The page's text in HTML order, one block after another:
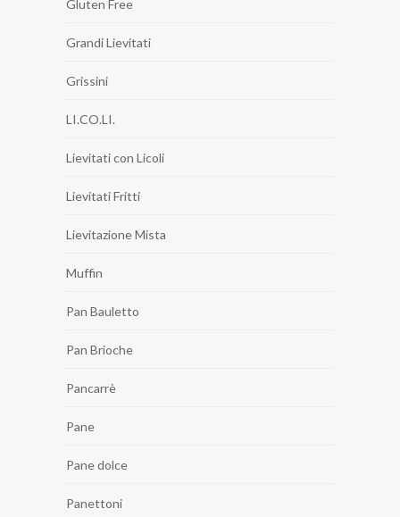
Gluten Free
Grandi Lievitati
Grissini
LI.CO.LI.
Lievitati con Licoli
Lievitati Fritti
Lievitazione Mista
Muffin
Pan Bauletto
Pan Brioche
Pancarrè
Pane
Pane dolce
Panettoni